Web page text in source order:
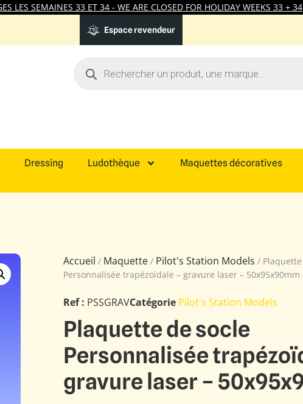
LES SEMAINES 33 ET 34 - WE ARE CLOSED FOR HOLIDAY WEEKS 33 + 34
Espace revendeur
Dressing Ludothèque Maquettes décoratives
Accueil / Maquette / Pilot's Station Models /
Personnalisée trapézoïdale – gravure laser – 50x95x90mm
Ref : PSSGRAVCatégorie Pilot's Station Models
Plaquette de socle
Personnalisée
gravure laser –